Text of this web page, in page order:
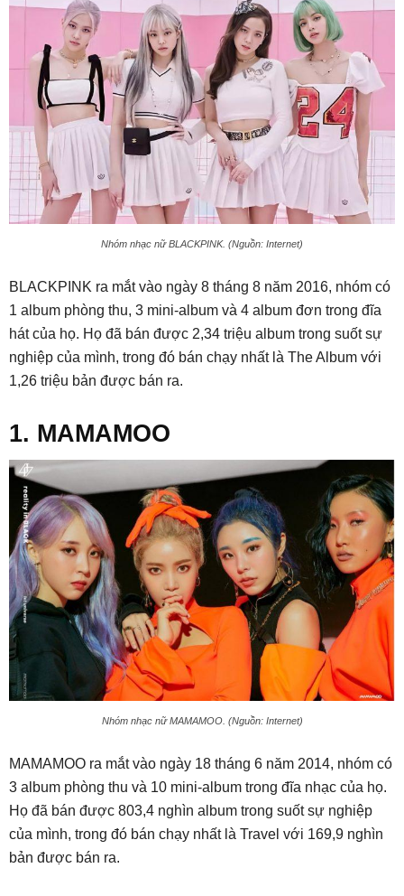
Nhóm nhạc nữ BLACKPINK. (Nguồn: Internet)
BLACKPINK ra mắt vào ngày 8 tháng 8 năm 2016, nhóm có
1 album phòng thu, 3 mini-album và 4 album đơn trong đĩa
hát của họ. Họ đã bán được 2,34 triệu album trong suốt sự
nghiệp của mình, trong đó bán chạy nhất là The Album với
1,26 triệu bản được bán ra.
1. MAMAMOO
Nhóm nhạc nữ MAMAMOO. (Nguồn: Internet)
MAMAMOO ra mắt vào ngày 18 tháng 6 năm 2014, nhóm có
3 album phòng thu và 10 mini-album trong đĩa nhạc của họ.
Họ đã bán được 803,4 nghìn album trong suốt sự nghiệp
của mình, trong đó bán chạy nhất là Travel với 169,9 nghìn
bản được bán ra.